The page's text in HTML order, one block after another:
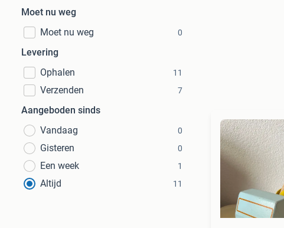
Moet nu weg
Moet nu weg
0
Levering
Ophalen
11
Verzenden 7
Aangeboden sinds
Vandaag
0
Gisteren 0
Een week 1
Altijd 11